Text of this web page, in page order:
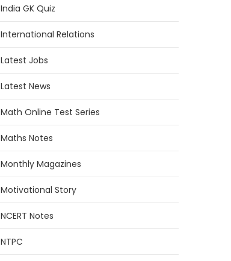
India GK Quiz
International Relations
Latest Jobs
Latest News
Math Online Test Series
Maths Notes
Monthly Magazines
Motivational Story
NCERT Notes
NTPC